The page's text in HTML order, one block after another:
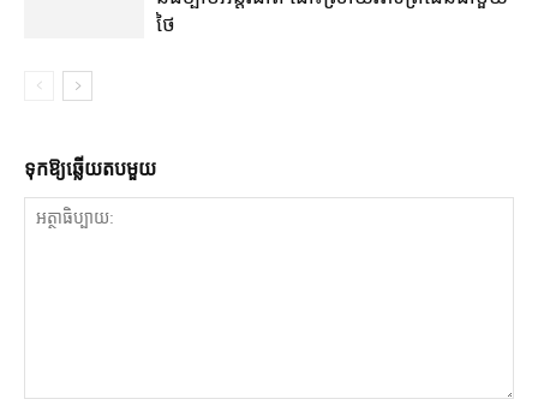
ថៃ
ទុក​ឱ្យ​ឆ្លើយ​តប​មួយ